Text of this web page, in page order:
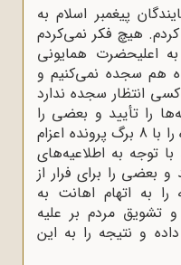
پیغمبر اسلام به
هیچ فکر نمی‌کردم
اعلیحضرت همایونی
هم سجده نمی‌کنیم و
انتظار سجده ندارد
را تأیید و بعضی را
منکر می‌باشد. بدینوسیله نامبرده را با 8 برگ پرونده اعزام
توجه به اطلاعیه‌های
بعضی را برای فرار از
را به اتهام اهانت به
مردم بر علیه
و نتیجه را به این